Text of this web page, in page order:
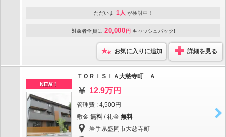
ただいま 1人 が検討中！
対象者全員に 20,000 円 キャッシュバック!
お気に入りに追加 詳細を見る
NEW！
ＴＯＲＩＳＩＡ大慈寺町 Ａ
12.9万円
管理費 : 4,500円
敷金 無料 / 礼金 無料
岩手県盛岡市大慈寺町